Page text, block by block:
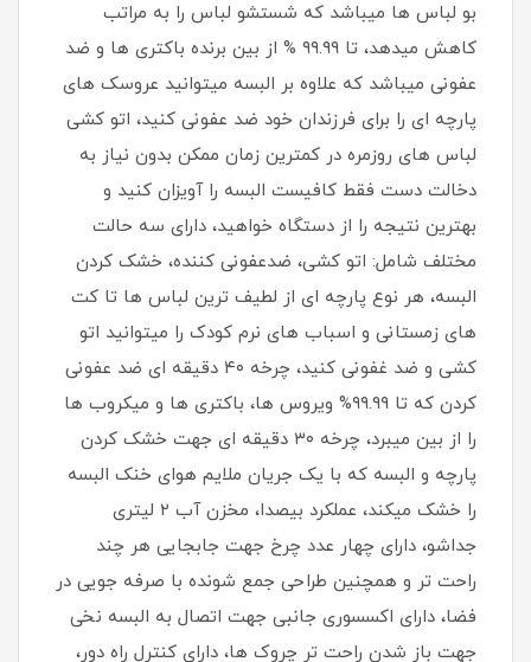
بو لباس ها میباشد که شستشو لباس را به مراتب
کاهش میدهد، تا ۹۹.۹۹ % از بین برنده باکتری ها و ضد
عفونی میباشد که علاوه بر البسه میتوانید عروسک های
پارچه ای را برای فرزندان خود ضد عفونی کنید، اتو کشی
لباس های روزمره در کمترین زمان ممکن بدون نیاز به
دخالت دست فقط کافیست البسه را آویزان کنید و
بهترین نتیجه را از دستگاه خواهید، دارای سه حالت
مختلف شامل: اتو کشی، ضدعفونی کننده، خشک کردن
البسه، هر نوع پارچه ای از لطیف ترین لباس ها تا کت
های زمستانی و اسباب های نرم کودک را میتوانید اتو
کشی و ضد غفونی کنید، چرخه ۴۰ دقیقه ای ضد عفونی
کردن که تا ۹۹.۹۹% ویروس ها، باکتری ها و میکروب ها
را از بین میبرد، چرخه ۳۰ دقیقه ای جهت خشک کردن
پارچه و البسه که با یک جریان ملایم هوای خنک البسه
را خشک میکند، عملکرد بیصدا، مخزن آب ۲ لیتری
جداشو، دارای چهار عدد چرخ جهت جابجایی هر چند
راحت تر و همچنین طراحی جمع شونده با صرفه جویی در
فضا، دارای اکسسوری جانبی جهت اتصال به البسه نخی
جهت باز شدن راحت تر چروک ها، دارای کنترل راه دور،